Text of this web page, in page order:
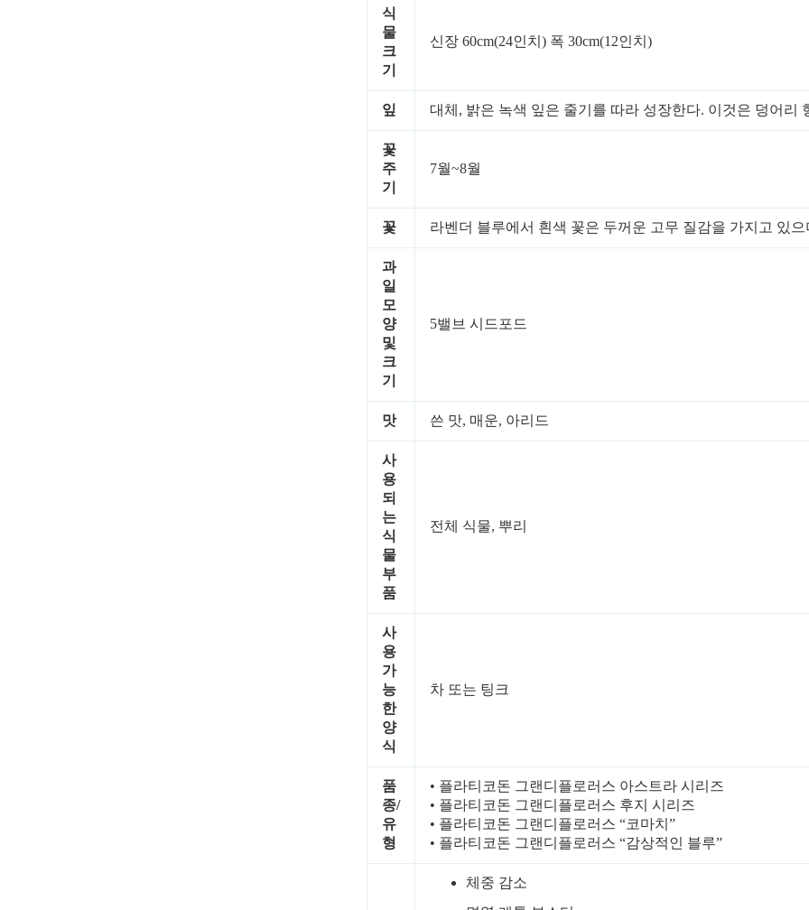
식
물
크
기
신장 60cm(24인치) 폭 30cm(12인치)
잎 대체, 밝은 녹색 잎은 줄기를 따라 성장한다. 이것은 덩어리
꽃
주
기
7월~8월
꽃 라벤더 블루에서 흰색 꽃은 두꺼운 고무 질감을 가지고 있
과
일
모
양
및
크
기
5밸브 시드포드
맛 쓴 맛, 매운, 아리드
사
용
되
는
식
물
부
품
전체 식물, 뿌리
사
용
가
능
한
양
식
차 또는 팅크
품
종/
유
형
• 플라티코돈 그랜디플로러스 아스트라 시리즈
• 플라티코돈 그랜디플로러스 후지 시리즈
• 플라티코돈 그랜디플로러스 “코마치”
• 플라티코돈 그랜디플로러스 “감상적인 블루”
체중 감소